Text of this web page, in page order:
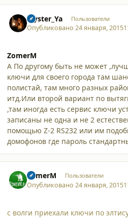
Myster_Ya Пользователи
Опубликовано24 января, 2015
ZomerM
А По другому быть не может
ключи для своего города там
полистай, там много разных
итд.Или второй вариант по
,там иногда есть сервис ключи
записаны не одна и не 2
помощью Z-2 RS232 или им
домофонов где пароль
ZomerM Пользователи
Опубликовано24 января, 2015
с волги приехали ключи по